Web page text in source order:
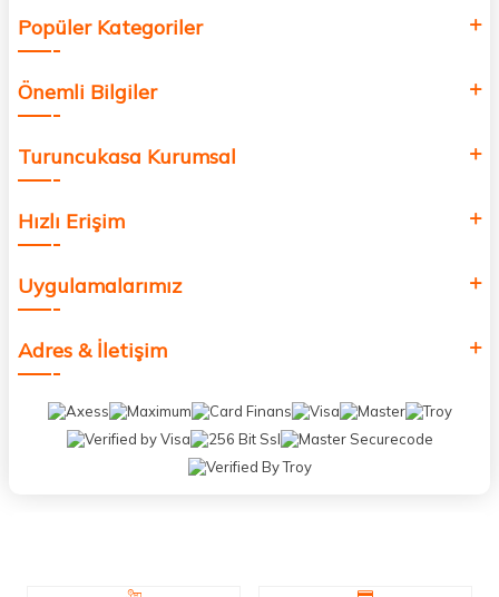
Popüler Kategoriler
Önemli Bilgiler
Turuncukasa Kurumsal
Hızlı Erişim
Uygulamalarımız
Adres & İletişim